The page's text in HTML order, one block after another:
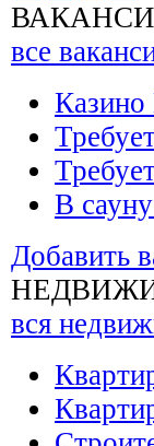
все
В
Добавить
вся